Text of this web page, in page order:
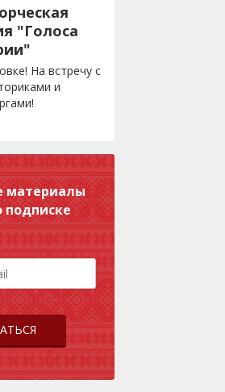
"Голоса
На встречу с
и
материалы
подписке